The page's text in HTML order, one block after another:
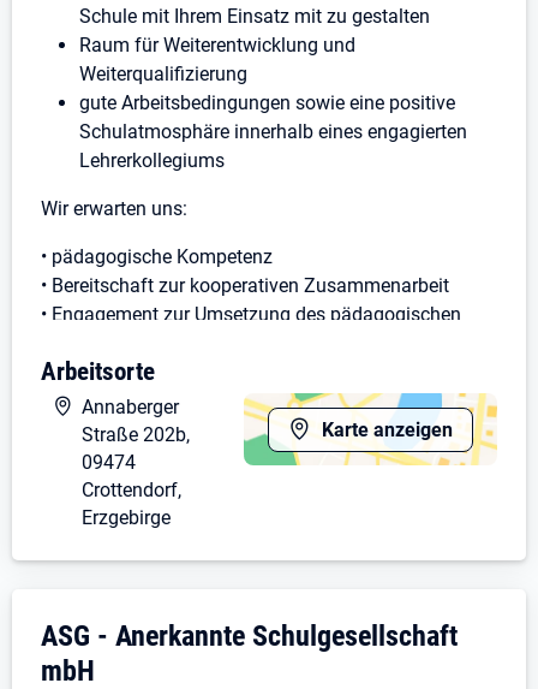
Schule mit Ihrem Einsatz mit zu gestalten
Raum für Weiterentwicklung und
Weiterqualifizierung
gute Arbeitsbedingungen sowie eine positive
Schulatmosphäre innerhalb eines engagierten
Lehrerkollegiums
Wir erwarten uns:
• pädagogische Kompetenz
• Bereitschaft zur kooperativen Zusammenarbeit
• Engagement zur Umsetzung des pädagogischen
• Kreativität
• ausgeprägte Kommunikationsfähigkeit
Voraussetzung:
Lehrbefähigung für die Sekundarstufe I
Einsatz von Quereinsteigern (mit
Hochschulabschluss) ist ebenfalls möglich.
schulorganisatorischen Ablauf wenden Sie sich bitte
an den Schulleiter der Neuen Oberschule Crottendorf
Arbeitsorte
Karte anzeigen
Annaberger
Straße 202b,
09474
Crottendorf,
Erzgebirge
Unternehmensdarstellung: ASG -
ASG - Anerkannte Schulgesellschaft
mbH